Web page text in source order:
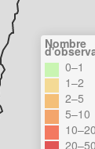
Nombre
0–1
1–2
2–5
5–10
10–20
20–50